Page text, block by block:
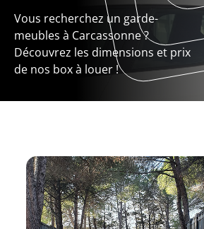
Vous recherchez un garde-
meubles à Carcassonne ?
Découvrez les dimensions et prix
de nos box à louer !